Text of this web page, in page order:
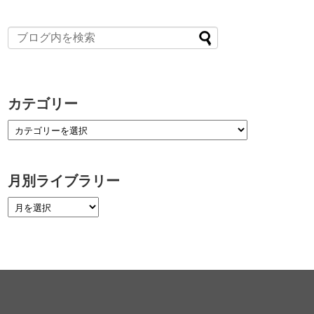
カテゴリー
月別ライブラリー